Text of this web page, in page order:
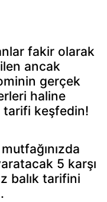
fakir olarak
ancak
gerçek
haline
tarifi keşfedin!
5 karşı
balık tarifini